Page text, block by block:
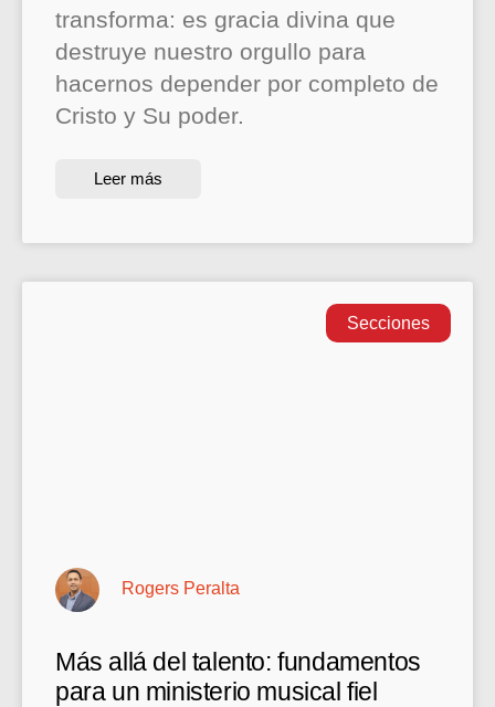
transforma: es gracia divina que
destruye nuestro orgullo para
hacernos depender por completo de
Cristo y Su poder.
Leer más
Secciones
Más allá del talento: fundamentos
para un ministerio musical fiel
Rogers Peralta